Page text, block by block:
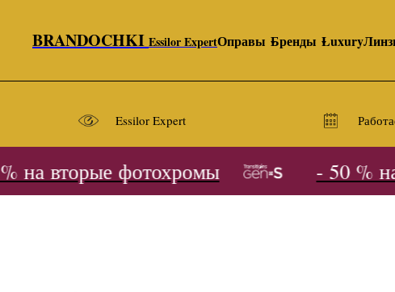
BRANDOCHKI Essilor ExpertОправы Бренды Luxury
Essilor Expert
вторые фотохромы - 50 % на